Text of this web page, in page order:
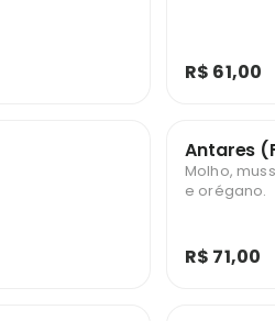
R$ 61,00
Antares
Molho,
e orégano.
R$ 71,00